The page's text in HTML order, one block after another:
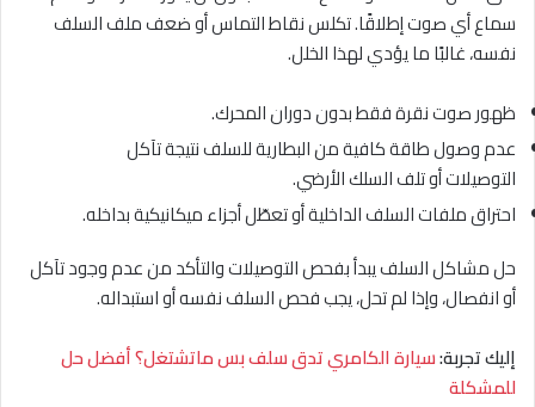
سماع أي صوت إطلاقًا. تكلس نقاط التماس أو ضعف ملف السلف
نفسه، غالبًا ما يؤدي لهذا الخلل.
ظهور صوت نقرة فقط بدون دوران المحرك.
عدم وصول طاقة كافية من البطارية للسلف نتيجة تآكل
التوصيلات أو تلف السلك الأرضي.
احتراق ملفات السلف الداخلية أو تعطّل أجزاء ميكانيكية بداخله.
حل مشاكل السلف يبدأ بفحص التوصيلات والتأكد من عدم وجود تآكل
أو انفصال، وإذا لم تحل، يجب فحص السلف نفسه أو استبداله.
إليك تجربة:سيارة الكامري تدق سلف بس ماتشتغل؟ أفضل حل
للمشكلة